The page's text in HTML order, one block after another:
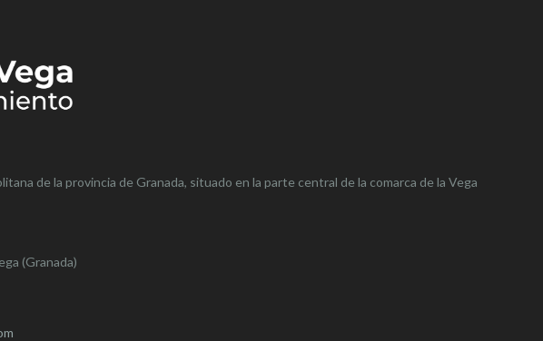
de la provincia de Granada, situado en la parte central de la comarca de la Vega
(Granada)